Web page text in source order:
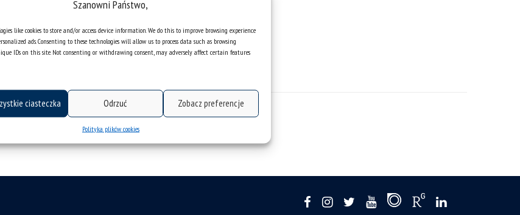
Szanowni Państwo,
like cookies to store and/or access device information. We do this to improve browsing experience
ads. Consenting to these technologies will allow us to process data such as browsing
IDs on this site. Not consenting or withdrawing consent, may adversely affect certain features
ciasteczka Odrzuć Zobacz preferencje
Polityka plików cookies